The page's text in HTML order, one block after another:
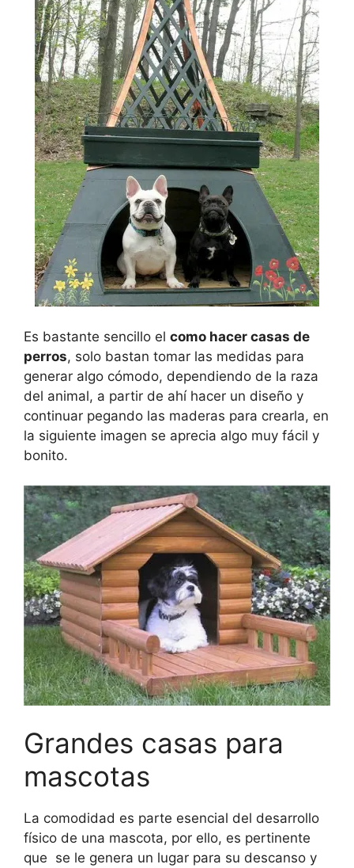
Es bastante sencillo el como hacer casas de
perros, solo bastan tomar las medidas para
generar algo cómodo, dependiendo de la raza
del animal, a partir de ahí hacer un diseño y
continuar pegando las maderas para crearla, en
la siguiente imagen se aprecia algo muy fácil y
bonito.
Grandes casas para
mascotas
La comodidad es parte esencial del desarrollo
físico de una mascota, por ello, es pertinente
que se le genera un lugar para su descanso y